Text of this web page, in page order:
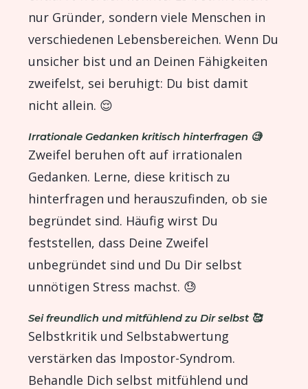
nur Gründer, sondern viele Menschen in
verschiedenen Lebensbereichen. Wenn Du
unsicher bist und an Deinen Fähigkeiten
zweifelst, sei beruhigt: Du bist damit
nicht allein. 😌
Irrationale Gedanken kritisch hinterfragen 🧐
Zweifel beruhen oft auf irrationalen
Gedanken. Lerne, diese kritisch zu
hinterfragen und herauszufinden, ob sie
begründet sind. Häufig wirst Du
feststellen, dass Deine Zweifel
unbegründet sind und Du Dir selbst
unnötigen Stress machst. 😓
Sei freundlich und mitfühlend zu Dir selbst 🥰
Selbstkritik und Selbstabwertung
verstärken das Impostor-Syndrom.
Behandle Dich selbst mitfühlend und